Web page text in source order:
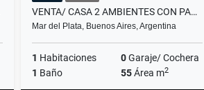
VENTA/ CASA 2 AMBIENTES CON PARQUE/ MAR DEL PLATA
Mar del Plata, Buenos Aires, Argentina
1 Habitaciones 0Garaje/ Cochera
1 Baño 55Área m2